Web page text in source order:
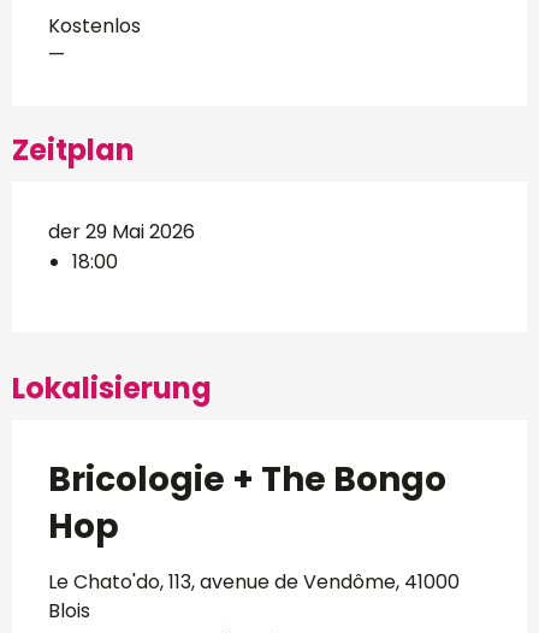
Kostenlos
—
Zeitplan
der 29 Mai 2026
18:00
Lokalisierung
Bricologie + The Bongo
Hop
Le Chato'do, 113, avenue de Vendôme, 41000
Blois